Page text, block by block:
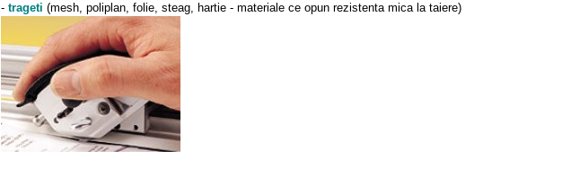
- trageti (mesh, poliplan, folie, steag, hartie - materiale ce opun rezistenta mica la taiere)